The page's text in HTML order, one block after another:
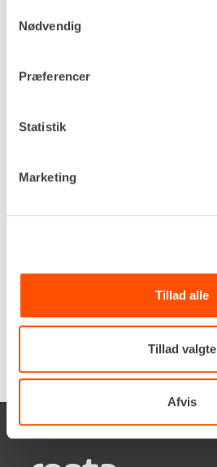
Nødvendig
Præferencer
Statistik
Marketing
Tillad alle
Tillad valgte
Afvis
10,0 bar
910 x 500 x 1.050 mm